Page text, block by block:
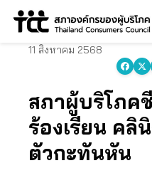
Skip
content
11 สิงหาคม 2568
สภาผู้บริโภค
ร้องเรียน ค
ตัวกะทันหัน